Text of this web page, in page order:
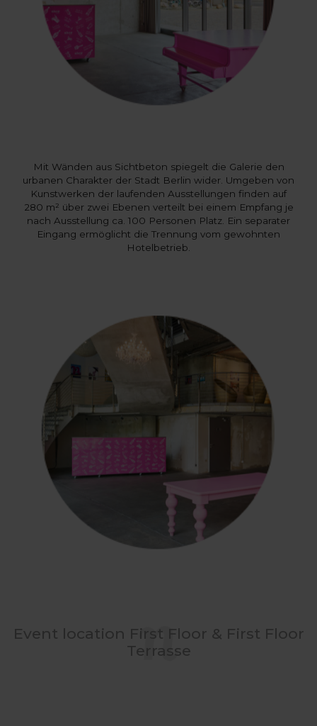
Mit Wänden aus Sichtbeton spiegelt die Galerie den
urbanen Charakter der Stadt Berlin wider. Umgeben von
Kunstwerken der laufenden Ausstellungen finden auf
280 m² über zwei Ebenen verteilt bei einem Empfang je
nach Ausstellung ca. 100 Personen Platz. Ein separater
Eingang ermöglicht die Trennung vom gewohnten
Hotelbetrieb.
Event location First Floor & First Floor
Terrasse